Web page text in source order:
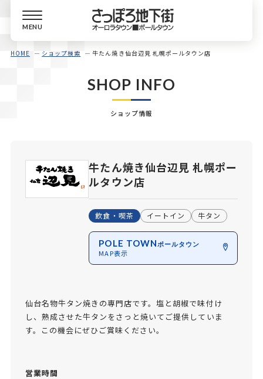
MENU
HOME ショップ検索 牛たん焼き仙台辺見 札幌ポールタウン店
SHOP INFO
ショップ情報
牛たん焼き仙台辺見 札幌ポー
ルタウン店
飲食・喫茶 イートイン 牛タン
POLE TOWN ポールタウン
MAP表示
仙台名物牛タン焼きの専門店です。塩と胡椒で味付け
し、熟成させた牛タンをさっと焼いてご提供していま
す。この機会にぜひご賞味ください。
営業時間